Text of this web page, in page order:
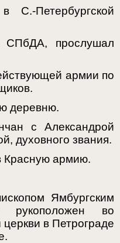
Петербургской
прослушал
армии по
деревню.
с Александрой
духовного звания.
Красную армию.
Ямбургским
рукоположен во
в Петрограде